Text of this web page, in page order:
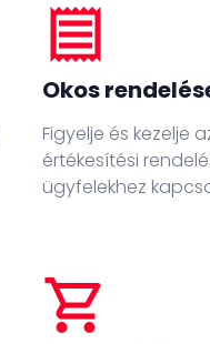
receipt
Okos
Figyelje és kezelje
értékesítési
ügyfelekhez
shopping_cart